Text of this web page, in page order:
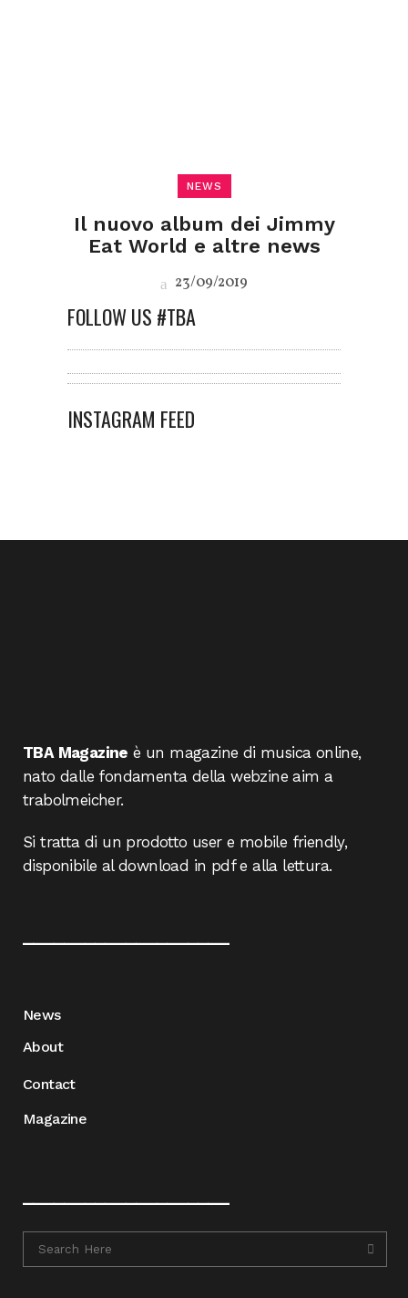
NEWS
Il nuovo album dei Jimmy
Eat World e altre news
23/09/2019
FOLLOW US #TBA
INSTAGRAM FEED
TBA Magazine è un magazine di musica online,
nato dalle fondamenta della webzine aim a
trabolmeicher.
Si tratta di un prodotto user e mobile friendly,
disponibile al download in pdf e alla lettura.
News
About
Contact
Magazine